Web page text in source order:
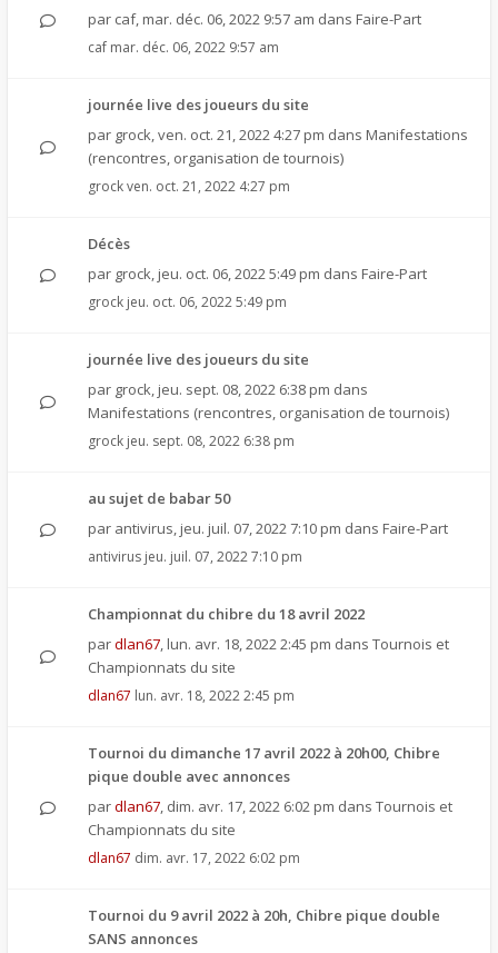
par caf, mar. déc. 06, 2022 9:57 am dans Faire-Part
caf mar. déc. 06, 2022 9:57 am
journée live des joueurs du site
par grock,ven. oct. 21, 2022 4:27 pm dans Manifestations
(rencontres, organisation de tournois)
grockven. oct. 21, 2022 4:27 pm
Décès
par grock, jeu. oct. 06, 2022 5:49 pm dans Faire-Part
grock jeu. oct. 06, 2022 5:49 pm
journée live des joueurs du site
par grock, jeu. sept. 08, 2022 6:38 pm dans
Manifestations (rencontres, organisation de tournois)
grock jeu. sept. 08, 2022 6:38 pm
au sujet de babar 50
par antivirus, jeu. juil. 07, 2022 7:10 pm dans Faire-Part
antivirus jeu. juil. 07, 2022 7:10 pm
Championnat du chibre du 18 avril 2022
pardlan67, lun. avr. 18, 2022 2:45 pm dans Tournois et
Championnats du site
dlan67 lun. avr. 18, 2022 2:45 pm
Tournoi du dimanche 17 avril 2022 à 20h00, Chibre
pique double avec annonces
pardlan67, dim. avr. 17, 2022 6:02 pm dans Tournois et
Championnats du site
dlan67 dim. avr. 17, 2022 6:02 pm
Tournoi du 9 avril 2022 à 20h, Chibre pique double
SANS annonces